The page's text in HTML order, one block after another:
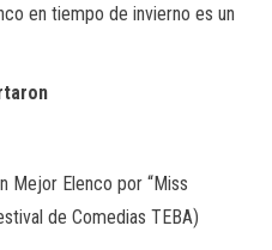
en tiempo de invierno es un
Mejor Elenco por “Miss
de Comedias TEBA)